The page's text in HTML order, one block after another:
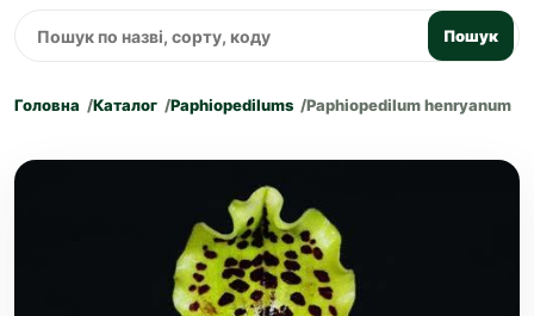
Пошук
Головна Каталог Paphiopedilums Paphiopedilum henryanum